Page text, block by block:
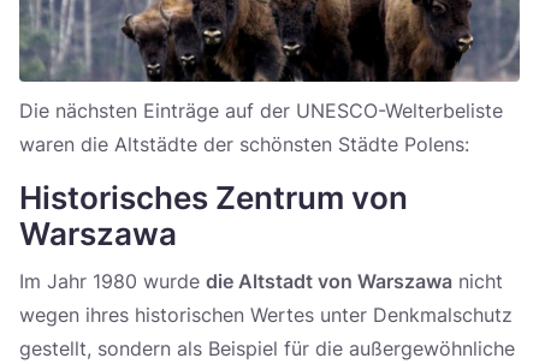
Die nächsten Einträge auf der UNESCO-Welterbeliste
waren die Altstädte der schönsten Städte Polens:
Historisches Zentrum von
Warszawa
Im Jahr 1980 wurde die Altstadt von Warszawa nicht
wegen ihres historischen Wertes unter Denkmalschutz
gestellt, sondern als Beispiel für die außergewöhnliche